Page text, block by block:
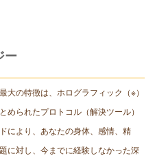
ー
大の特徴は、ホログラフィック（※）
められたプロトコル（解決ツール）
により、あなたの身体、感情、精
に対し、今までに経験しなかった深